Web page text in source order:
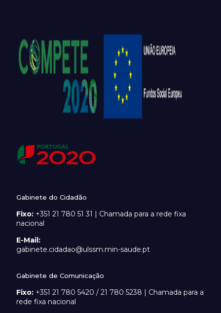
Gabinete do Cidadão
Fixo: +351 21 780 51 31 | Chamada para a rede fixa
nacional
E-Mail:
gabinete.cidadao@ulssm.min-saude.pt
Gabinete de Comunicação
Fixo: +351 21 780 5420 / 21 780 5238 | Chamada para a
rede fixa nacional